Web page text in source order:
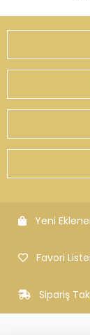
Yeni
Favori
Sipariş